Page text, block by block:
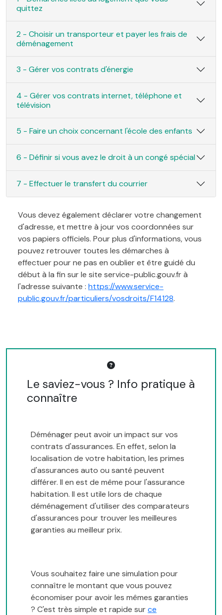
quittez
2 - Choisir un transporteur et payer les frais de
déménagement
3 - Gérer vos contrats d'énergie
4 - Gérer vos contrats internet, téléphone et
télévision
5 - Faire un choix concernant l'école des enfants
6 - Définir si vous avez le droit à un congé spécial
7 - Effectuer le transfert du courrier
Vous devez également déclarer votre changement
d'adresse, et mettre à jour vos coordonnées sur
vos papiers officiels. Pour plus d'informations, vous
pouvez retrouver toutes les démarches à
effectuer pour ne pas en oublier et être guidé du
début à la fin sur le site service-public.gouv.fr à
l'adresse suivante : https://www.service-
public.gouv.fr/particuliers/vosdroits/F14128.
Le saviez-vous ? Info pratique à
connaître
Déménager peut avoir un impact sur vos
contrats d'assurances. En effet, selon la
localisation de votre habitation, les primes
d'assurances auto ou santé peuvent
différer. Il en est de même pour l'assurance
habitation. Il est utile lors de chaque
déménagement d'utiliser des comparateurs
d'assurances pour trouver les meilleures
garanties au meilleur prix.
Vous souhaitez faire une simulation pour
connaître le montant que vous pouvez
économiser pour avoir les mêmes garanties
? C'est très simple et rapide surce